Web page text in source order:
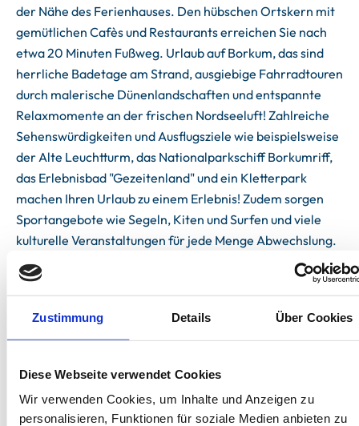
Zustimmung Details Über Cookies
Diese Webseite verwendet Cookies
Wir verwenden Cookies, um Inhalte und Anzeigen zu
personalisieren, Funktionen für soziale Medien anbieten zu
der Nähe des Ferienhauses. Den hübschen Ortskern mit
gemütlichen Cafès und Restaurants erreichen Sie nach
etwa 20 Minuten Fußweg. Urlaub auf Borkum, das sind
herrliche Badetage am Strand, ausgiebige Fahrradtouren
durch malerische Dünenlandschaften und entspannte
Relaxmomente an der frischen Nordseeluft! Zahlreiche
Sehenswürdigkeiten und Ausflugsziele wie beispielsweise
der Alte Leuchtturm, das Nationalparkschiff Borkumriff,
das Erlebnisbad "Gezeitenland" und ein Kletterpark
machen Ihren Urlaub zu einem Erlebnis! Zudem sorgen
Sportangebote wie Segeln, Kiten und Surfen und viele
kulturelle Veranstaltungen für jede Menge Abwechslung.
Genießen Sie im "Haus Aschenputtel" die schönsten Tage
im Jahr mit Ihren Lieben. Wir freuen uns auf Sie!
Unterkünfte